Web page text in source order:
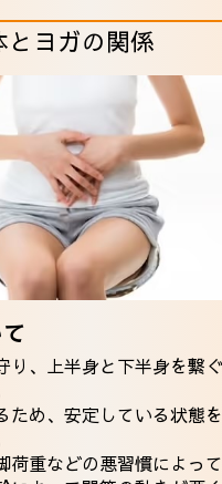
ヨガの関係
り、上半身と下半身を繋
ため、安定している状態
荷重などの悪習慣によっ